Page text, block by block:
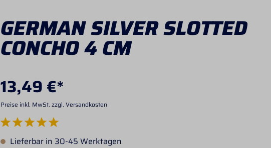
GERMAN SILVER SLOTTED
CONCHO 4 CM
13,49 €*
Preise inkl. MwSt. zzgl. Versandkosten
Durchschnittliche Bewertung von 5 von 5 Sternen
Lieferbar in 30-45 Werktagen